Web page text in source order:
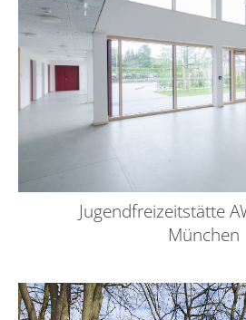
Jugendfreizeitstätte
München